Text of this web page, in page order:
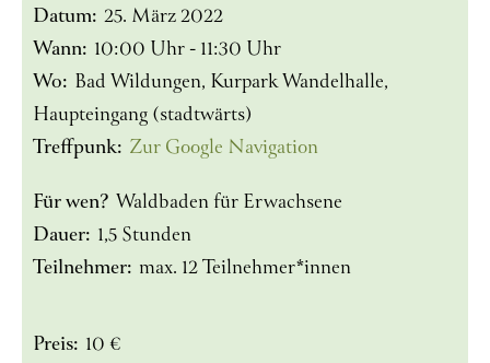
Datum: 25. März 2022
Wann: 10:00 Uhr - 11:30 Uhr
Wo: Bad Wildungen, Kurpark Wandelhalle,
Haupteingang (stadtwärts)
Treffpunk: Zur Google Navigation
Für wen? Waldbaden für Erwachsene
Dauer: 1,5 Stunden
Teilnehmer: max. 12 Teilnehmer*innen
Preis: 10 €